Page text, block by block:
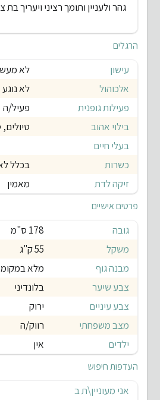
גהר ולעניין ותומך רציני ויעריך
הרגלים
עישון
לא
אלכוהול
לא נוגע
פעילות גופנית
פעיל/ה
בילוי אהוב
בעלי חיים
כשרות
בכלל
זיקה לדת
מאמין
פרטים אישיים
גובה
178 ס"מ
משקל
55 ק"ג
מבנה גוף
מלא
צבע שיער
בלונדיני
צבע עיניים
ירוק
מצב משפחתי
רווק/ה
ילדים
אין
העדפות חיפוש
אני מעוניין\ת ב